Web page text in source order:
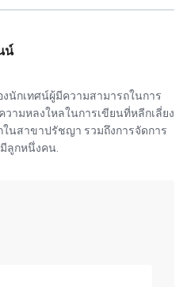
น์
นักเทศน์ผู้มีความสามารถในการ
ามหลงใหลในการเขียนที่หลีกเลี่ยง
นสาขาปรัชญา รวมถึงการจัดการ
ลูกหนึ่งคน.